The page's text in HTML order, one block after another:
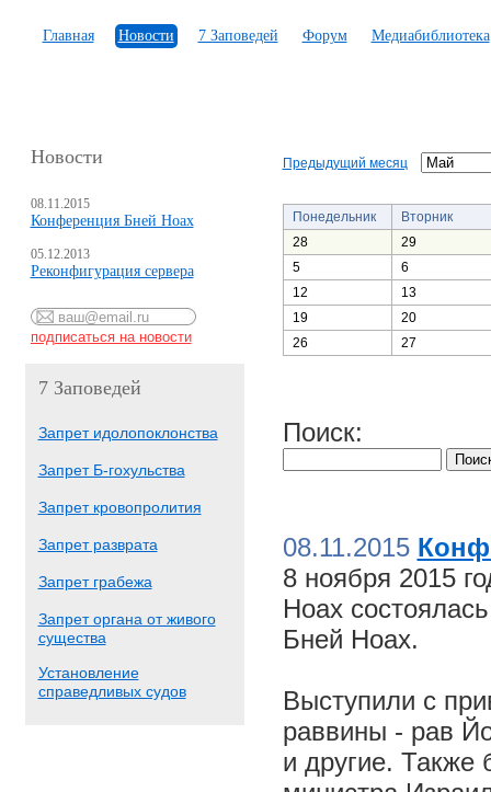
Главная Новости 7 Заповедей Форум Медиабиблиотека
Новости
08.11.2015
Конференция Бней Ноах
05.12.2013
Реконфигурация сервера
7 Заповедей
Запрет идолопоклонства
Запрет Б-гохульства
Запрет кровопролития
Запрет разврата
Запрет грабежа
Запрет органа от живого
существа
Установление
справедливых судов
Предыдущий месяц
Понедельник
Вторник
28
29
5
6
12
13
19
20
26
27
Поиск:
08.11.2015
8 ноября 2015
Ноах
Бней Ноах.
Выступили с
раввины - рав
и другие. Также